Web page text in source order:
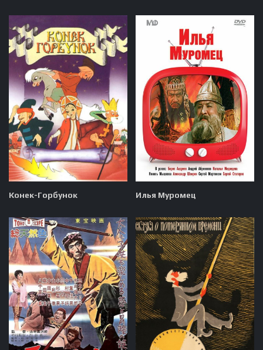
Конек-Горбунок Илья Муромец